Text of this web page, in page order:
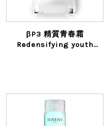
βP3 精質青春霜
Redensifying youth